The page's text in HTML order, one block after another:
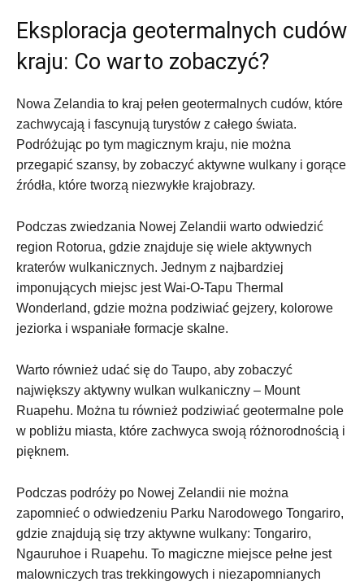
Eksploracja geotermalnych cudów
kraju: Co warto zobaczyć?
Nowa Zelandia to kraj pełen geotermalnych cudów, ‌które
zachwycają i fascynują turystów z całego świata.
Podróżując po tym magicznym kraju, nie ⁣można
przegapić ‍szansy, by zobaczyć aktywne wulkany i‌ gorące
‍źródła, które tworzą ⁤niezwykłe krajobrazy.
Podczas zwiedzania ​Nowej Zelandii warto odwiedzić
region Rotorua, gdzie znajduje się wiele aktywnych
‌kraterów wulkanicznych. Jednym z najbardziej
imponujących miejsc ‍jest Wai-O-Tapu Thermal
Wonderland, gdzie można⁤ podziwiać gejzery, kolorowe
jeziorka i‌ wspaniałe formacje skalne.
Warto również udać‌ się do Taupo, aby zobaczyć
⁢największy aktywny wulkan wulkaniczny – Mount
Ruapehu. Można tu⁤ również podziwiać geotermalne pole
w pobliżu miasta, które zachwyca swoją różnorodnością i
pięknem.
Podczas podróży⁢ po Nowej Zelandii ‍nie można⁣
zapomnieć o odwiedzeniu‍ Parku Narodowego⁣ Tongariro,
gdzie znajdują‌ się trzy aktywne wulkany: Tongariro,
Ngauruhoe i Ruapehu. To magiczne miejsce pełne jest⁣
malowniczych⁤ tras trekkingowych i niezapomnianych